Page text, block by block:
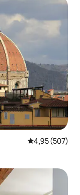
4,95 av 5 i
4,95 (507)